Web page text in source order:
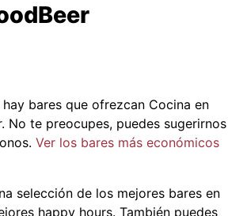
bares que ofrezcan Cocina en
No te preocupes, puedes sugerirnos
Ver los bares más económicos
selección de los mejores bares en
happy hours. También puedes